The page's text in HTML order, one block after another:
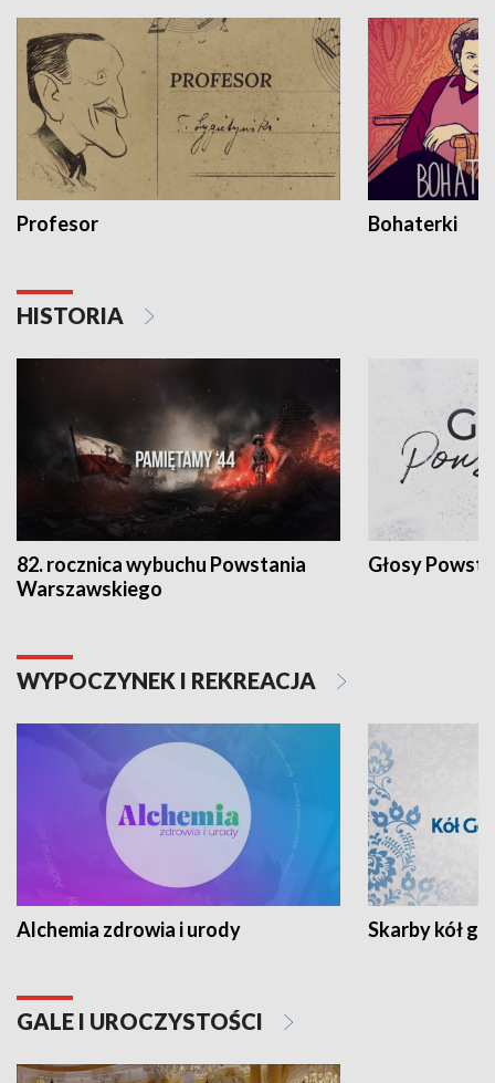
Profesor Bohaterki
HISTORIA
82. rocznica wybuchu Powstania
Warszawskiego
Głosy
WYPOCZYNEK I REKREACJA
Alchemia zdrowia i urody Skarby kół
GALE I UROCZYSTOŚCI